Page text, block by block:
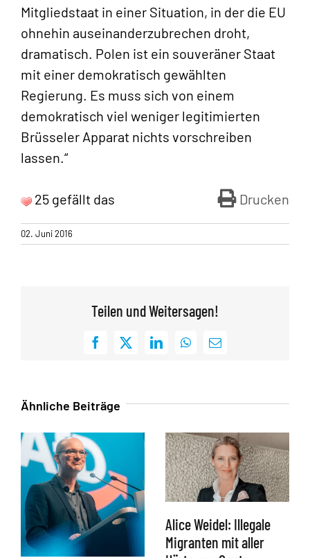
Mitgliedstaat in einer Situation, in der die EU
ohnehin auseinanderzubrechen droht,
dramatisch. Polen ist ein souveräner Staat
mit einer demokratisch gewählten
Regierung. Es muss sich von einem
demokratisch viel weniger legitimierten
Brüsseler Apparat nichts vorschreiben
lassen.“
Drucken
25 gefällt das
02. Juni 2016
Teilen und Weitersagen!
Facebook
X LinkedInWhatsApp
E-
Ähnliche Beiträge
Alice Weidel: Illegale
Migranten mit aller